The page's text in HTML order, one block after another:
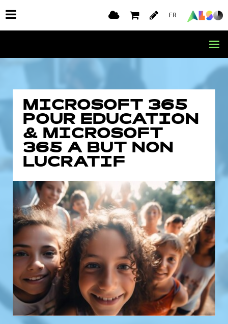
FR
MICROSOFT 365
POUR EDUCATION
& MICROSOFT
365 A BUT NON
LUCRATIF